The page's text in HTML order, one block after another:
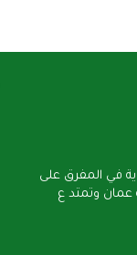
في المفرق على